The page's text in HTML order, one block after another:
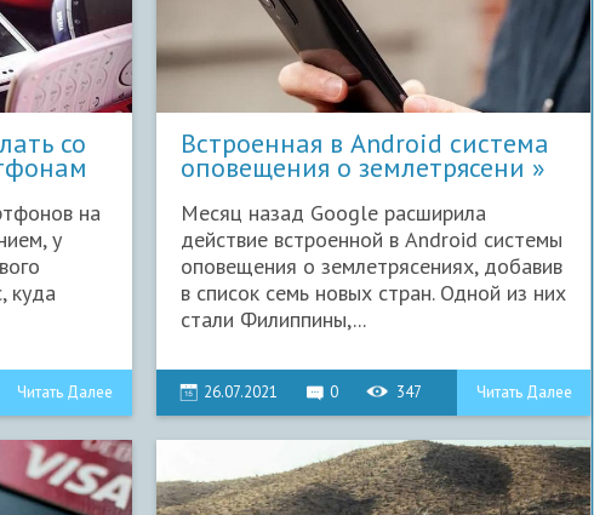
со
на
у
куда
Читать Далее
Встроенная в Android система
оповещения о землетрясени
Месяц назад Google расширила
действие встроенной в Android системы
оповещения о землетрясениях, добавив
в список семь новых стран. Одной из них
стали Филиппины,...
26.07.2021 0 347 Читать Далее